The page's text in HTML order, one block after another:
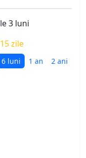
3 luni
zile
6 luni 1 an 2 ani